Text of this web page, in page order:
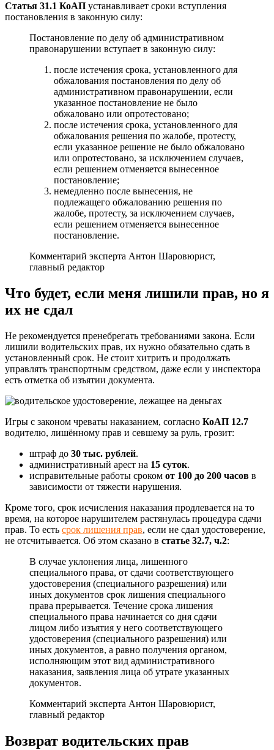
Статья 31.1 КоАП устанавливает сроки вступления
постановления в законную силу:
Постановление по делу об административном
правонарушении вступает в законную силу:
после истечения срока, установленного для
обжалования постановления по делу об
административном правонарушении, если
указанное постановление не было
обжаловано или опротестовано;
после истечения срока, установленного для
обжалования решения по жалобе, протесту,
если указанное решение не было обжаловано
или опротестовано, за исключением случаев,
если решением отменяется вынесенное
постановление;
немедленно после вынесения, не
подлежащего обжалованию решения по
жалобе, протесту, за исключением случаев,
если решением отменяется вынесенное
постановление.
Комментарий эксперта Антон Шаровюрист,
главный редактор
Что будет, если меня лишили прав, но я
их не сдал
Не рекомендуется пренебрегать требованиями закона. Если
лишили водительских прав, их нужно обязательно сдать в
установленный срок. Не стоит хитрить и продолжать
управлять транспортным средством, даже если у инспектора
есть отметка об изъятии документа.
Игры с законом чреваты наказанием, согласно КоАП 12.7
водителю, лишённому прав и севшему за руль, грозит:
штраф до 30 тыс. рублей.
административный арест на 15 суток.
исправительные работы сроком от 100 до 200 часов в
зависимости от тяжести нарушения.
Кроме того, срок исчисления наказания продлевается на то
время, на которое нарушителем растянулась процедура сдачи
прав. То есть срок лишения прав, если не сдал удостоверение,
не отсчитывается. Об этом сказано в статье 32.7, ч.2:
В случае уклонения лица, лишенного
специального права, от сдачи соответствующего
удостоверения (специального разрешения) или
иных документов срок лишения специального
права прерывается. Течение срока лишения
специального права начинается со дня сдачи
лицом либо изъятия у него соответствующего
удостоверения (специального разрешения) или
иных документов, а равно получения органом,
исполняющим этот вид административного
наказания, заявления лица об утрате указанных
документов.
Комментарий эксперта Антон Шаровюрист,
главный редактор
Возврат водительских прав